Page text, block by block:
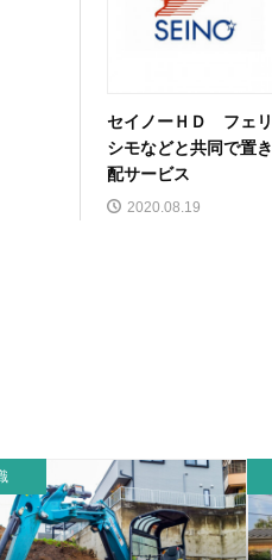
セイノーＨＤ フェリ
シモなどと共同で置き
配サービス
2020.08.19